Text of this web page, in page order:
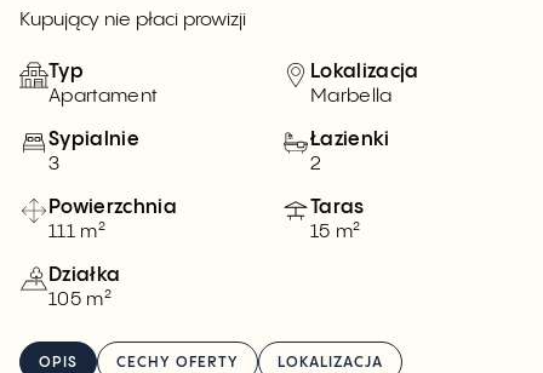
Kupujący nie płaci prowizji
Typ
Apartament
Lokalizacja
Marbella
Sypialnie
3
Łazienki
2
Powierzchnia
111 m²
Taras
15 m²
Działka
105 m²
OPIS CECHY OFERTY LOKALIZACJA